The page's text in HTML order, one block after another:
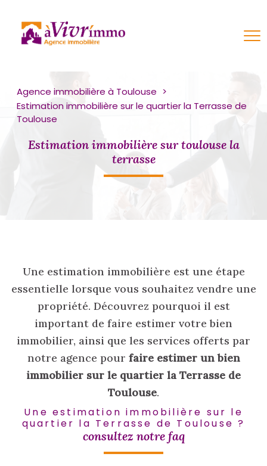
Agence immobilière à Toulouse
Estimation immobilière sur le quartier la Terrasse de
Toulouse
estimation immobilière sur toulouse la
terrasse
Une estimation immobilière est une étape
essentielle lorsque vous souhaitez vendre une
propriété. Découvrez pourquoi il est
important de faire estimer votre bien
immobilier, ainsi que les services offerts par
notre agence pour faire estimer un bien
immobilier sur le quartier la Terrasse de
Toulouse.
Une estimation immobilière sur le
quartier la Terrasse de Toulouse ?
consultez notre faq